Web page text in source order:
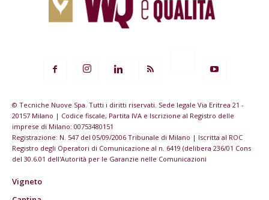
© Tecniche Nuove Spa. Tutti i diritti riservati. Sede legale Via Eritrea 21 -
20157 Milano | Codice fiscale, Partita IVA e Iscrizione al Registro delle
imprese di Milano: 00753480151
Registrazione: N. 547 del 05/09/2006 Tribunale di Milano | Iscritta al ROC
Registro degli Operatori di Comunicazione al n. 6419 (delibera 236/01 Cons
del 30.6.01 dell'Autorità per le Garanzie nelle Comunicazioni
Vigneto